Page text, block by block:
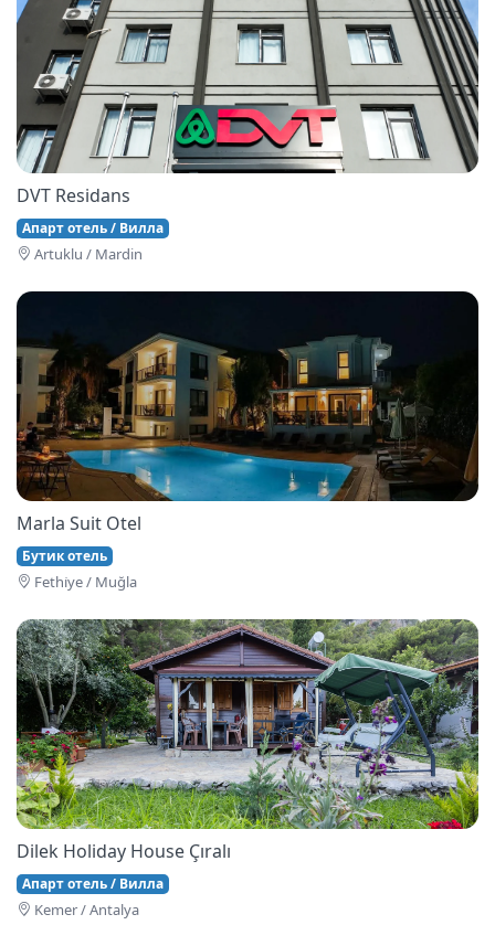
DVT Residans
Апарт отель / Вилла
Artuklu / Mardin
Marla Suit Otel
Бутик отель
Fethi̇ye / Muğla
Dilek Holiday House Çıralı
Апарт отель / Вилла
Kemer / Antalya